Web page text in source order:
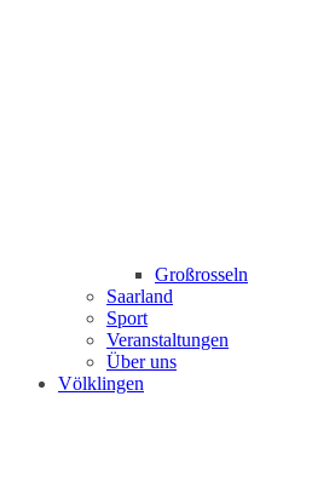
Großrosseln
Saarland
Sport
Veranstaltungen
Über uns
Völklingen